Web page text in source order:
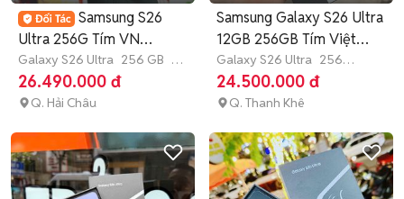
Samsung S26
Ultra 256G Tím VN
fullbox newseal 100%
Galaxy S26 Ultra 256 GB 7-
12 tháng
26.490.000 đ
Q. Hải Châu
Samsung Galaxy S26 Ultra
12GB 256GB Tím Việt
Nam
Galaxy S26 Ultra 256
GB >12 tháng
24.500.000 đ
Q. Thanh Khê